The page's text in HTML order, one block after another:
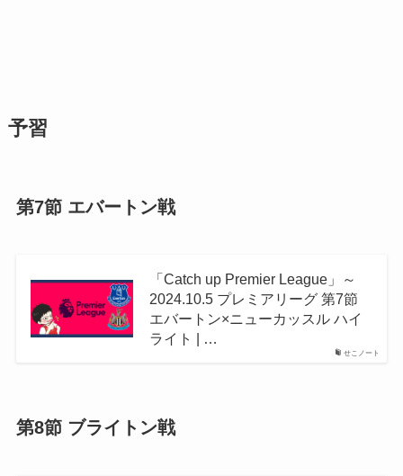
予習
第7節 エバートン戦
せこノート
「Catch up Premier League」～
2024.10.5 プレミアリーグ 第7節
エバートン×ニューカッスル ハイ
ライト | …
第8節 ブライトン戦